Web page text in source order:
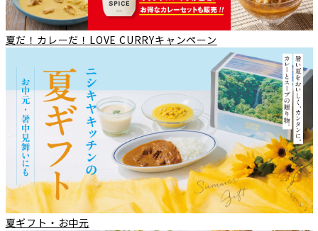
夏だ！カレーだ！LOVE CURRYキャンペーン
夏ギフト・お中元